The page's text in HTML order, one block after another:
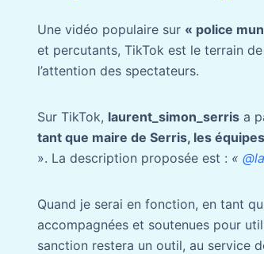
Une vidéo populaire sur « police
et percutants, TikTok est le terrain
l’attention des spectateurs.
Sur TikTok, laurent_simon_serris a
tant que maire de Serris, les
». La description proposée est : «
Quand je serai en fonction, en tant
accompagnées et soutenues pour
sanction restera un outil, au service